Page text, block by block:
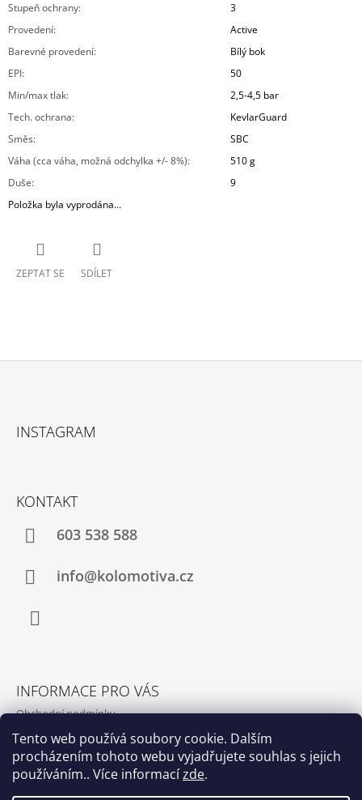
Tento web používá soubory cookie. Dalším
procházením tohoto webu vyjadřujete souhlas s jejich
používáním.. Více informacízde.
Stupeň ochrany:
3
Provedení:
Active
Barevné provedení:
Bílý bok
EPI:
50
Min/max tlak:
2,5-4,5 bar
Tech. ochrana:
KevlarGuard
Směs:
SBC
Váha (cca váha, možná odchylka +/- 8%):
510 g
Duše:
9
Položka byla vyprodána…
ZEPTAT SE SDÍLET
INSTAGRAM
KONTAKT
603 538 588
info@kolomotiva.cz
INFORMACE PRO VÁS
Obchodní podmínky
Podmínky ochrany osobních údajů
Kamenná prodejna
Kontakty